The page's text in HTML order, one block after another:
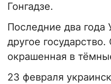
Гонгадзе.
Последние два года
другое
окрашенная в
23 февраля